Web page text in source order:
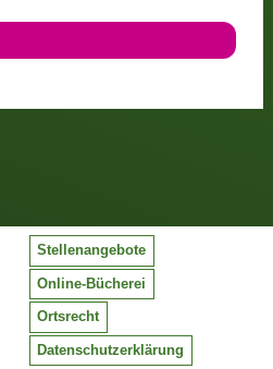
Stellenangebote
Online-Bücherei
Ortsrecht
Datenschutzerklärung